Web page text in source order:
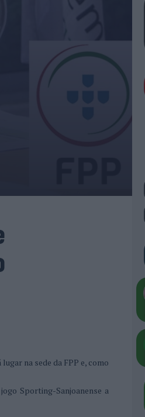
na sede da FPP e, como
Sporting-Sanjoanense a